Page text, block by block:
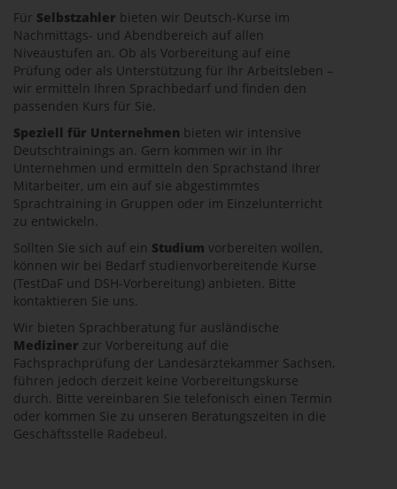
Für Selbstzahler bieten wir Deutsch-Kurse im
Nachmittags- und Abendbereich auf allen
Niveaustufen an. Ob als Vorbereitung auf eine
Prüfung oder als Unterstützung für Ihr Arbeitsleben –
wir ermitteln Ihren Sprachbedarf und finden den
passenden Kurs für Sie.
Speziell für Unternehmen bieten wir intensive
Deutschtrainings an. Gern kommen wir in Ihr
Unternehmen und ermitteln den Sprachstand Ihrer
Mitarbeiter, um ein auf sie abgestimmtes
Sprachtraining in Gruppen oder im Einzelunterricht
zu entwickeln.
Sollten Sie sich auf ein Studium vorbereiten wollen,
können wir bei Bedarf studienvorbereitende Kurse
(TestDaF und DSH-Vorbereitung) anbieten. Bitte
kontaktieren Sie uns.
Wir bieten Sprachberatung für ausländische
Mediziner zur Vorbereitung auf die
Fachsprachprüfung der Landesärztekammer Sachsen,
führen jedoch derzeit keine Vorbereitungskurse
durch. Bitte vereinbaren Sie telefonisch einen Termin
oder kommen Sie zu unseren Beratungszeiten in die
Geschäftsstelle Radebeul.